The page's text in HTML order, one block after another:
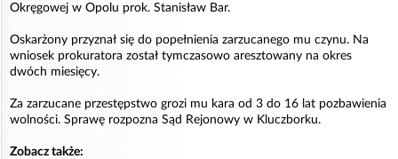
Okręgowej w Opolu prok. Stanisław Bar.
Oskarżony przyznał się do popełnienia zarzucanego mu czynu. Na
wniosek prokuratora został tymczasowo aresztowany na okres
dwóch miesięcy.
Za zarzucane przestępstwo grozi mu kara od 3 do 16 lat pozbawienia
wolności. Sprawę rozpozna Sąd Rejonowy w Kluczborku.
Zobacz także: